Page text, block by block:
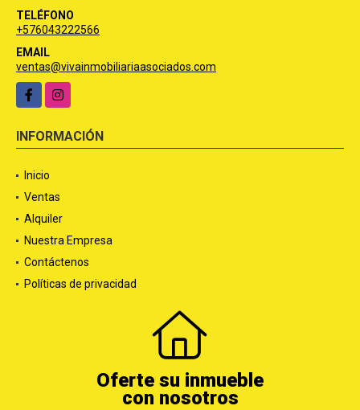
TELÉFONO
+576043222566
EMAIL
ventas@vivainmobiliariaasociados.com
FacebookInstagram
INFORMACIÓN
Inicio
Ventas
Alquiler
Nuestra Empresa
Contáctenos
Políticas de privacidad
Oferte su inmueble
con nosotros